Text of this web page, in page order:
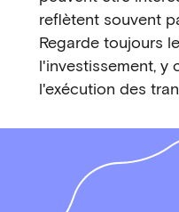
reflètent souvent
Regarde toujours
l'investissement, y
l'exécution des